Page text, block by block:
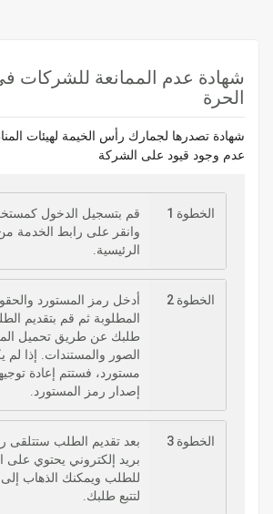
شهادة عدم الممانعة للشركات
الحرة
شهادة تصدرها لجمارك رأس الخيمة لهيئات
عدم وجود قيود على الشركة
الخطوة 1
قم بتسجيل الدخول
وانقر على رابط الخدمة
الرئيسية.
الخطوة 2
أدخل رمز المستورد
المطلوبة ثم قم بتقديم
طلبك عن طريق تحميل
الصور والمستندات. إذا لم
مستورد، فستتم إعادة
إصدار رمز المستورد.
الخطوة 3
بعد تقديم الطلب ستتلقى
بريد إلكتروني يحتوي على
للطلب ويمكنك الذهاب
لتتبع طلبك.